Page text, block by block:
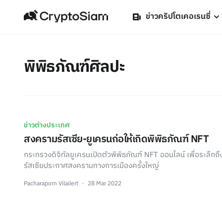
ข่าวคริปโตเคอเรนซี่
พิพิธภัณฑ์ศิลปะ
ข่าวต่างประเทศ
สงครามรัสเซีย-ยูเครนก่อให้เกิดพิพิธภัณฑ์ NFT
กระทรวงดิจิทัลยูเครนเปิดตัวพิพิธภัณฑ์ NFT ออนไลน์ เพื่อระลึก
รัสเซียประกาศสงครามทางการเมืองครั้งใหญ่
Pacharaporn Vilailert 28 Mar 2022